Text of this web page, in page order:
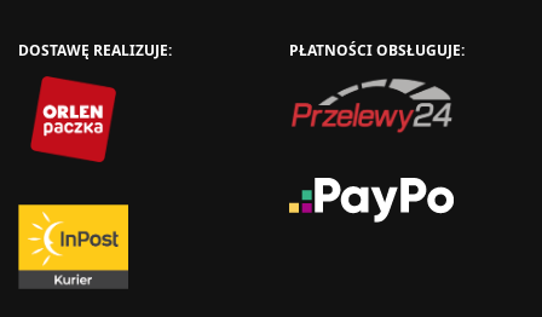
DOSTAWĘ REALIZUJE: PŁATNOŚCI OBSŁUGUJE: